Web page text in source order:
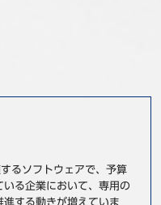
−
るソフトウェアで、予算
る企業において、専用の
する動きが増えていま